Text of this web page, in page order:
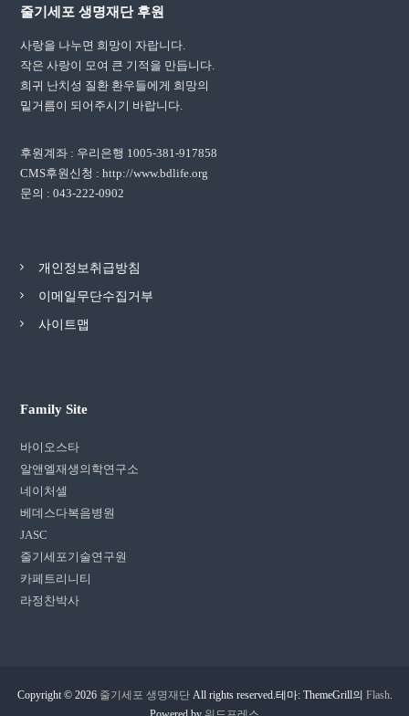
줄기세포 생명재단 후원
사랑을 나누면 희망이 자랍니다.
작은 사랑이 모여 큰 기적을 만듭니다.
희귀 난치성 질환 환우들에게 희망의
밑거름이 되어주시기 바랍니다.
후원계좌 : 우리은행 1005-381-917858
CMS후원신청 : http://www.bdlife.org
문의 : 043-222-0902
개인정보취급방침
이메일무단수집거부
사이트맵
Family Site
바이오스타
알앤엘재생의학연구소
네이처셀
베데스다복음병원
JASC
줄기세포기술연구원
카페트리니티
라정찬박사
Copyright © 2026 줄기세포 생명재단All rights reserved.테마: ThemeGrill의 Flash.